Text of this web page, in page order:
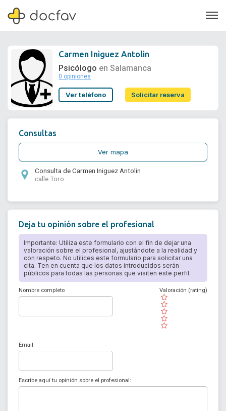
Soporte
Carmen Iniguez Antolin
Psicólogo en Salamanca
0 opiniones
Ver teléfono Solicitar reserva
Consultas
Ver mapa
Consulta de Carmen Iniguez Antolin
calle Toro
Deja tu opinión sobre el profesional
Importante: Utiliza este formulario con el fin de dejar una
valoración sobre el profesional, ajustándote a la realidad y
con respeto. No utilices este formulario para solicitar una
cita. Ten en cuenta que los datos introducidos serán
públicos para todas las personas que visiten este perfil.
Nombre completo
( )
( )
( )
( )
( )
Valoración (rating)
Email
Escribe aquí tu opinión sobre el profesional: